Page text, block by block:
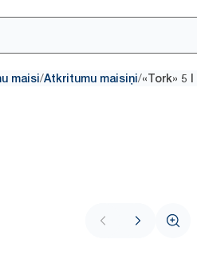
maisi/Atkritumu maisiņi/«Tork» 5